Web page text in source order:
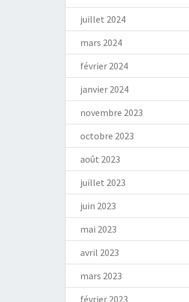
juillet 2024
mars 2024
février 2024
janvier 2024
novembre 2023
octobre 2023
août 2023
juillet 2023
juin 2023
mai 2023
avril 2023
mars 2023
février 2023